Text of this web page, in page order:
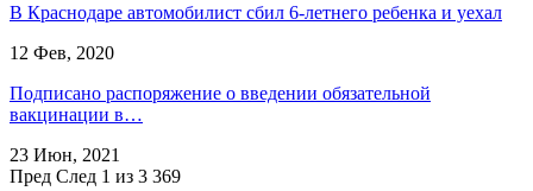
В Краснодаре автомобилист сбил 6-летнего ребенка и уехал
12 Фев, 2020
​Подписано распоряжение о введении обязательной
вакцинации в…
23 Июн, 2021
Пред След 1 из 3 369